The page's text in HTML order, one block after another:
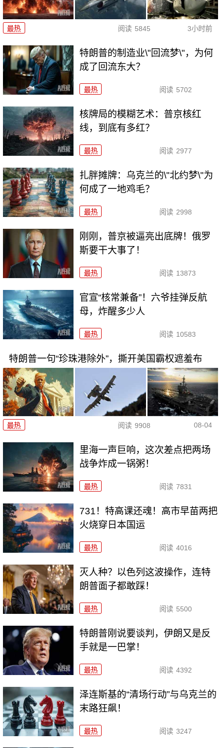
最热 阅读 5845 3小时前
特朗普的制造业\"回流梦\"，为何
成了回流东大？
最热 阅读 5702
核牌局的模糊艺术：普京核红
线，到底有多红？
最热 阅读 2977
扎胖摊牌：乌克兰的\"北约梦\"为
何成了一地鸡毛？
最热 阅读 2998
刚刚，普京被逼亮出底牌！俄罗
斯要干大事了！
最热 阅读 13873
官宣“核常兼备”！六爷挂弹反航
母，炸醒多少人
最热 阅读 10583
特朗普一句“珍珠港除外”，撕开美国霸权遮羞布
最热 阅读 9908 08-04
里海一声巨响，这次差点把两场
战争炸成一锅粥！
最热 阅读 7831
731！特高课还魂！高市早苗两把
火烧穿日本国运
最热 阅读 4016
灭人种？以色列这波操作，连特
朗普面子都敢踩！
最热 阅读 5500
特朗普刚说要谈判，伊朗又是反
手就是一巴掌！
最热 阅读 4392
泽连斯基的“清场行动”与乌克兰的
末路狂飙！
最热 阅读 3247